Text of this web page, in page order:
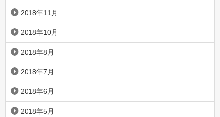
2018年11月
2018年10月
2018年8月
2018年7月
2018年6月
2018年5月